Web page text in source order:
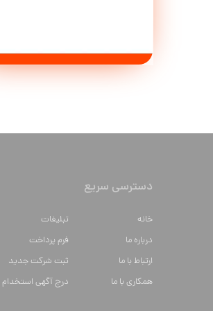
دسترسی سریع
خانه
تبلیغات
درباره ما
فرم پرداخت
ارتباط با ما
ثبت شرکت جدید
همکاری با ما
درج آگهی استخدام